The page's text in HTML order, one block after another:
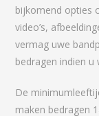
bijkomend opties
video’s,
vermag uwe
bedragen indien u
De
maken bedragen